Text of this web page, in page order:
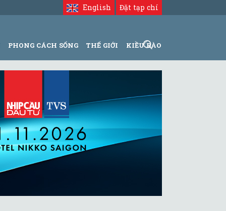
Đặt tạp chí
English
PHONG CÁCH SỐNG THẾ GIỚI KIỀU BÀO